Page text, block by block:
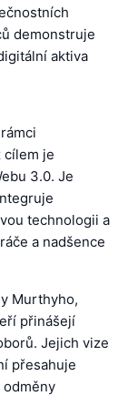
demonstruje
aktiva
cílem je
3.0. Je
technologii a
a nadšence
Murthyho,
přinášejí
Jejich vize
přesahuje
odměny